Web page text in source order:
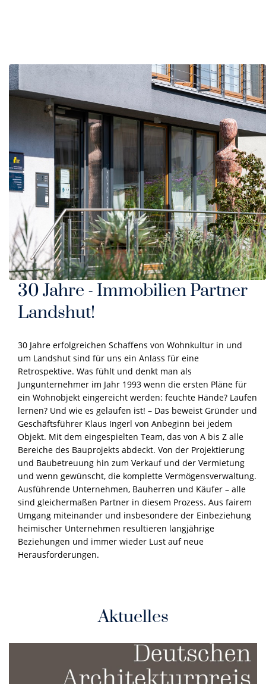
30 Jahre - Immobilien Partner
Landshut!
30 Jahre erfolgreichen Schaffens von Wohnkultur in und
um Landshut sind für uns ein Anlass für eine
Retrospektive. Was fühlt und denkt man als
Jungunternehmer im Jahr 1993 wenn die ersten Pläne für
ein Wohnobjekt eingereicht werden: feuchte Hände? Laufen
lernen? Und wie es gelaufen ist! – Das beweist Gründer und
Geschäftsführer Klaus Ingerl von Anbeginn bei jedem
Objekt. Mit dem eingespielten Team, das von A bis Z alle
Bereiche des Bauprojekts abdeckt. Von der Projektierung
und Baubetreuung hin zum Verkauf und der Vermietung
und wenn gewünscht, die komplette Vermögensverwaltung.
Ausführende Unternehmen, Bauherren und Käufer – alle
sind gleichermaßen Partner in diesem Prozess. Aus fairem
Umgang miteinander und insbesondere der Einbeziehung
heimischer Unternehmen resultieren langjährige
Beziehungen und immer wieder Lust auf neue
Herausforderungen.
Aktuelles